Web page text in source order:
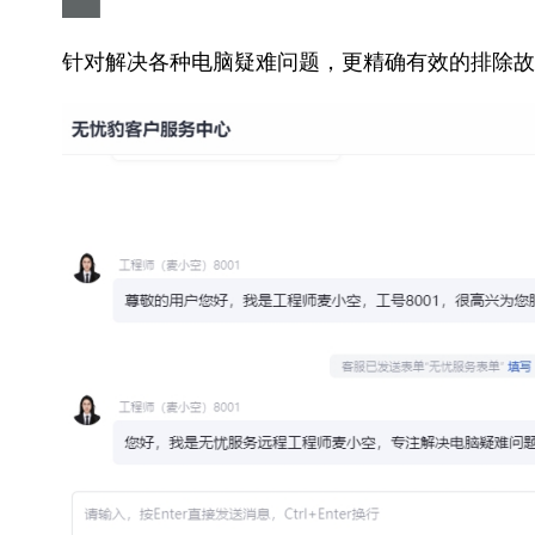
针对解决各种电脑疑难问题，更精确有效的排除